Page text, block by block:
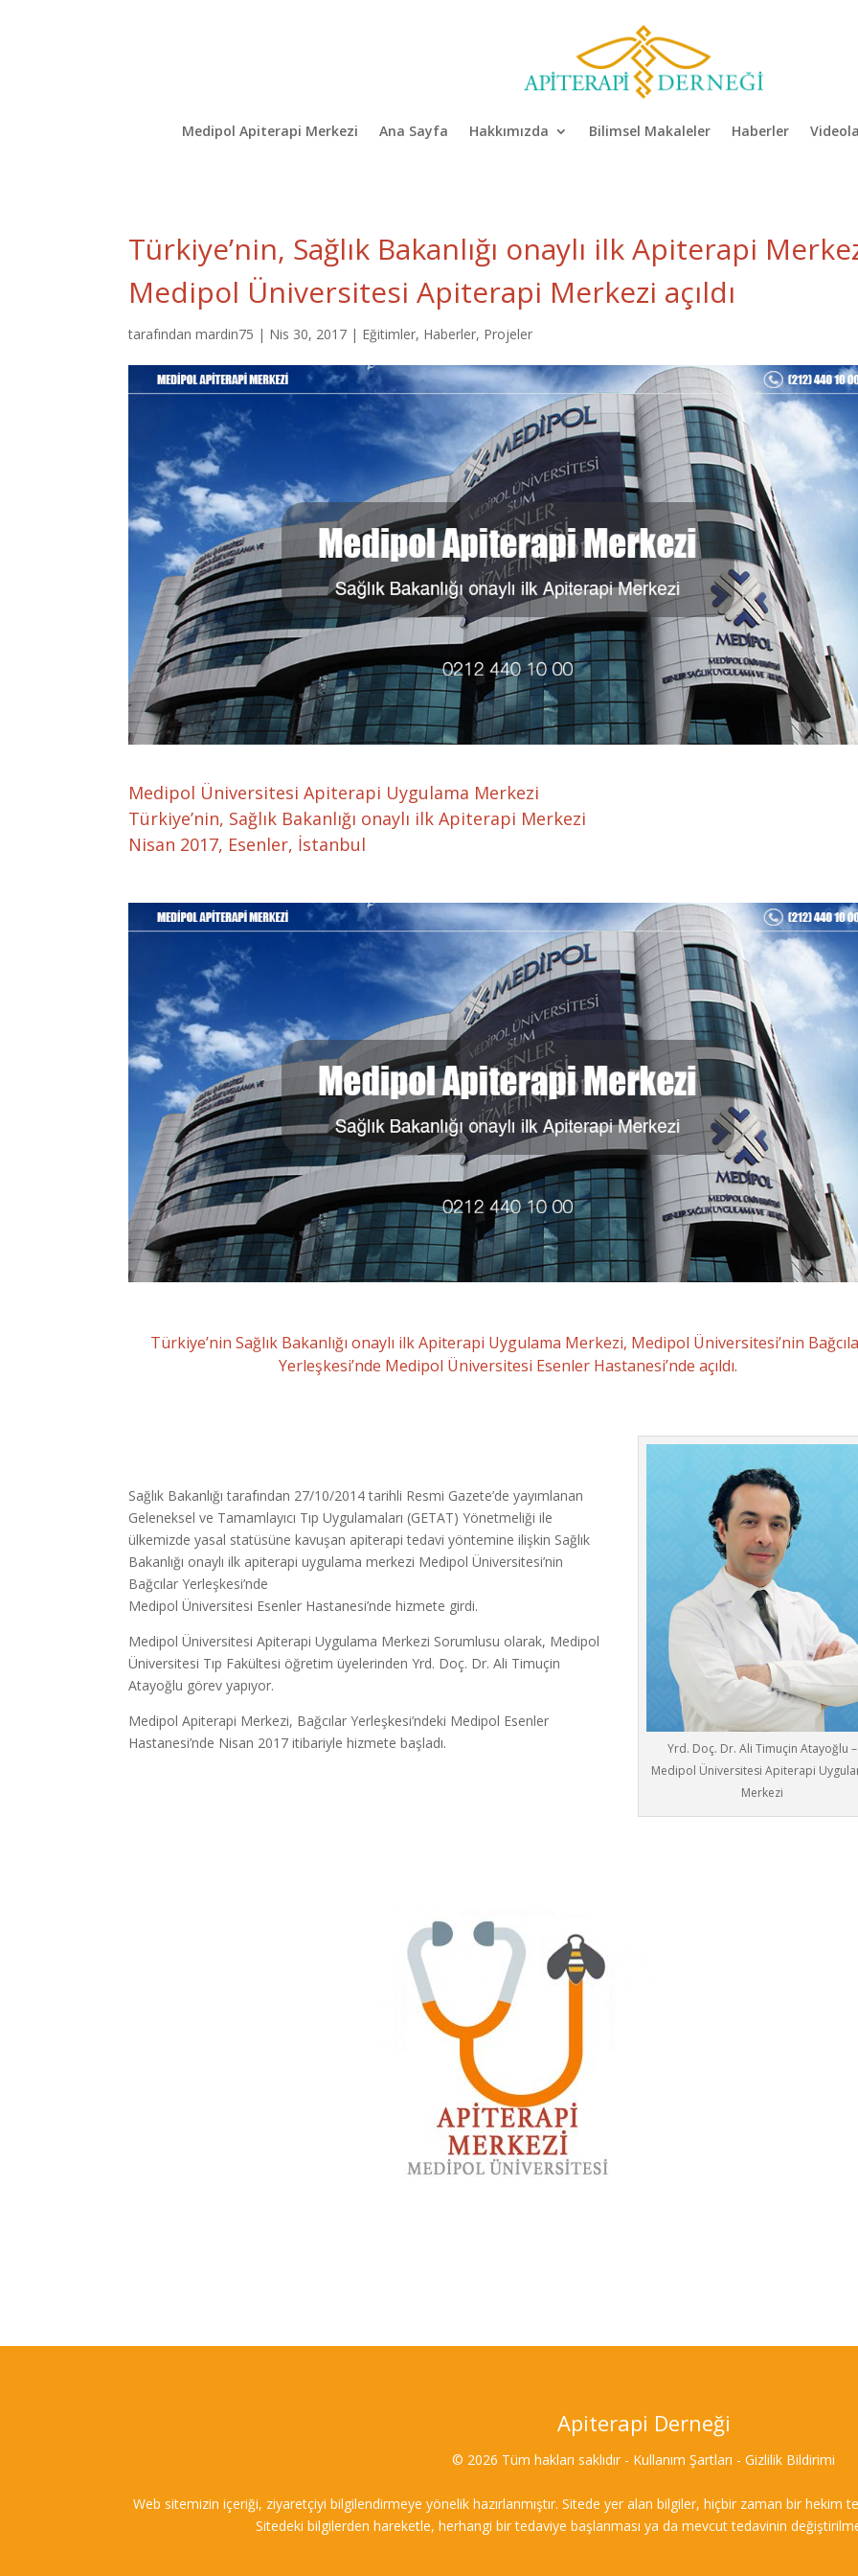
Medipol Apiterapi Merkezi Ana Sayfa Hakkımızda Bilimsel Makaleler Haberler
Türkiye’nin, Sağlık Bakanlığı onaylı ilk Apiterapi
Medipol Üniversitesi Apiterapi Merkezi açıldı
tarafındanmardin75 | Nis 30, 2017 | Eğitimler, Haberler, Projeler
Medipol Üniversitesi Apiterapi Uygulama Merkezi
Türkiye’nin, Sağlık Bakanlığı onaylı ilk Apiterapi Merkezi
Nisan 2017, Esenler, İstanbul
Türkiye’nin Sağlık Bakanlığı onaylı ilk Apiterapi Uygulama Merkezi, Medipol Üniversitesi’nin
Yerleşkesi’nde Medipol Üniversitesi Esenler Hastanesi’nde açıldı.
Yrd. Doç. Dr. Ali Timuçin Atayoğlu –
Medipol Üniversitesi Apiterapi
Merkezi
Sağlık Bakanlığı tarafından 27/10/2014 tarihli Resmi Gazete’de yayımlanan
Geleneksel ve Tamamlayıcı Tıp Uygulamaları (GETAT) Yönetmeliği ile
ülkemizde yasal statüsüne kavuşan apiterapi tedavi yöntemine ilişkin Sağlık
Bakanlığı onaylı ilk apiterapi uygulama merkezi Medipol Üniversitesi’nin
Bağcılar Yerleşkesi’nde
Medipol Üniversitesi Esenler Hastanesi’nde hizmete girdi.
Medipol Üniversitesi Apiterapi Uygulama Merkezi Sorumlusu olarak, Medipol
Üniversitesi Tıp Fakültesi öğretim üyelerinden Yrd. Doç. Dr. Ali Timuçin
Atayoğlu görev yapıyor.
Medipol Apiterapi Merkezi, Bağcılar Yerleşkesi’ndeki Medipol Esenler
Hastanesi’nde Nisan 2017 itibariyle hizmete başladı.
Apiterapi Derneği
© 2026 Tüm hakları saklıdır - Kullanım Şartları - Gizlilik Bildirimi
Web sitemizin içeriği, ziyaretçiyi bilgilendirmeye yönelik hazırlanmıştır. Sitede yer alan bilgiler, hiçbir zaman bir hekim
Sitedeki bilgilerden hareketle, herhangi bir tedaviye başlanması ya da mevcut tedavinin